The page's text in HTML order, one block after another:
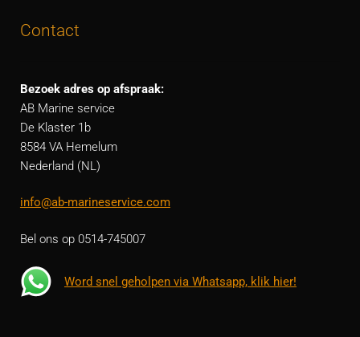
Contact
Bezoek adres op afspraak:
AB Marine service
De Klaster 1b
8584 VA Hemelum
Nederland (NL)
info@ab-marineservice.com
Bel ons op 0514-745007
Word snel geholpen via Whatsapp, klik hier!